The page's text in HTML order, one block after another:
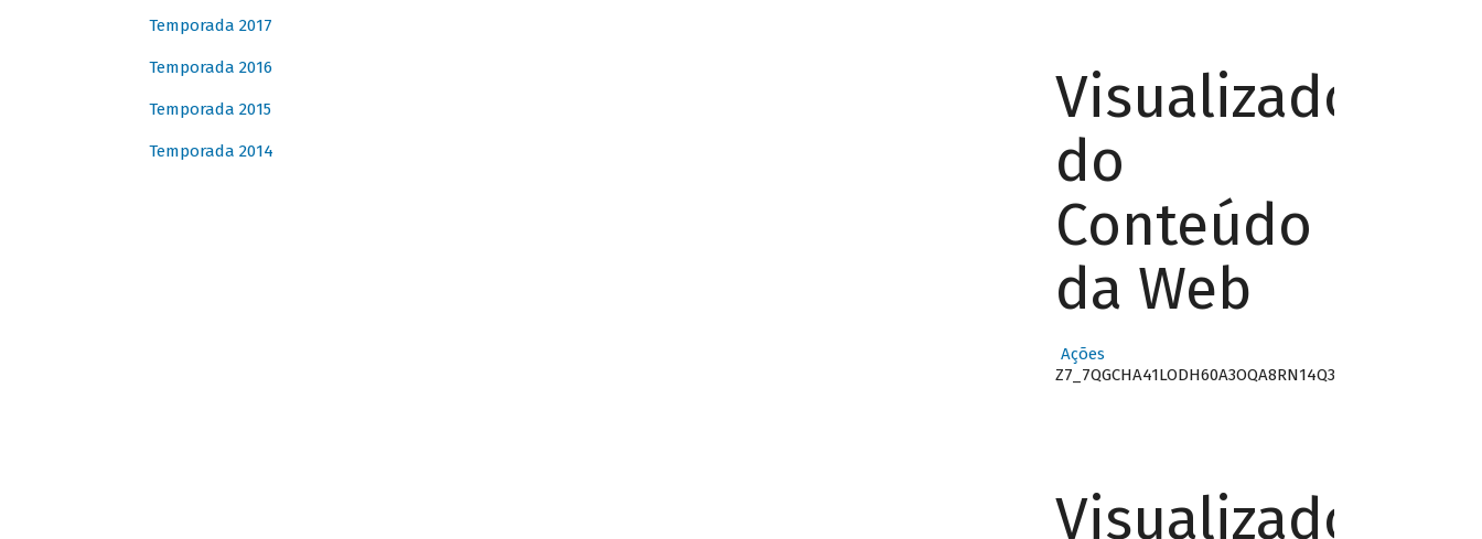
Temporada 2017
Temporada 2016
Temporada 2015
Temporada 2014
Visualizador
do
Conteúdo
da Web
Ações
Z7_7QGCHA41LODH60A3OQA8RN14Q3
Visualizador